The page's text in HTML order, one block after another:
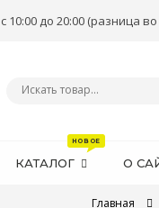
10:00 до 20:00 (разница
КАТАЛОГ О
Главная